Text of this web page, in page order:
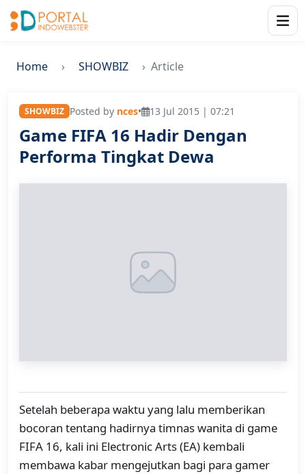
Home SHOWBIZ Article
SHOWBIZ Posted by nces• 13 Jul 2015 | 07:21
Game FIFA 16 Hadir Dengan
Performa Tingkat Dewa
Setelah beberapa waktu yang lalu memberikan
bocoran tentang hadirnya timnas wanita di game
FIFA 16, kali ini Electronic Arts (EA) kembali
membawa kabar mengejutkan bagi para gamer